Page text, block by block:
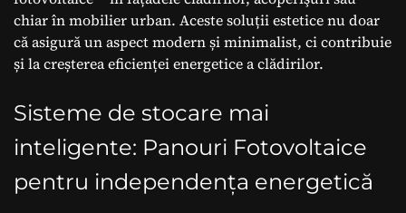
chiar în mobilier urban. Aceste soluții estetice nu doar
că asigură un aspect modern și minimalist, ci contribuie
și la creșterea eficienței energetice a clădirilor.
Sisteme de stocare mai
inteligente: Panouri Fotovoltaice
pentru independența energetică